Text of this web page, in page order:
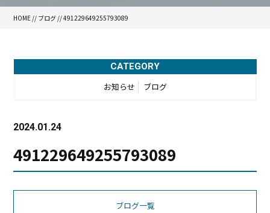
HOME // ブログ // 491229649255793089
CATEGORY
お知らせ ブログ
2024.01.24
491229649255793089
ブログ一覧